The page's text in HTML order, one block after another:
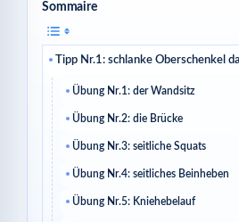
Sommaire
Tipp Nr.1: schlanke Oberschenkel
Übung Nr.1: der Wandsitz
Übung Nr.2: die Brücke
Übung Nr.3: seitliche Squats
Übung Nr.4: seitliches Beinheben
Übung Nr.5: Kniehebelauf